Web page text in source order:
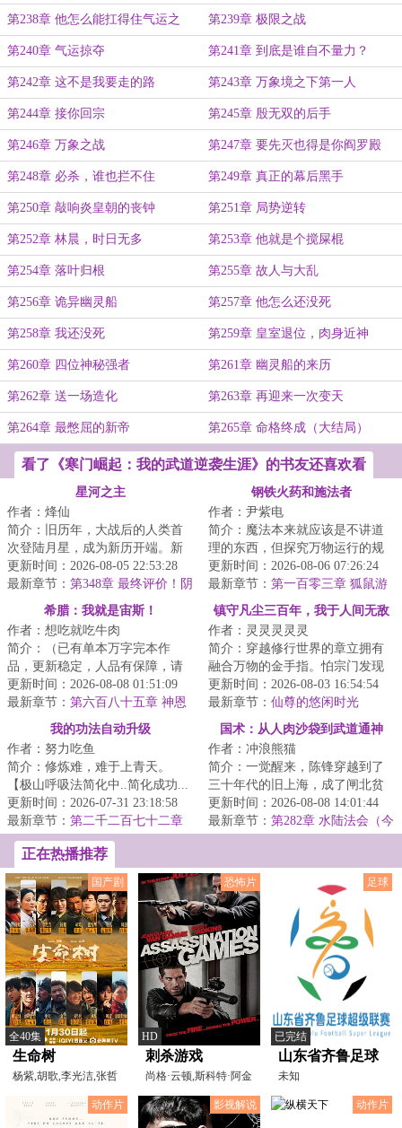
第238章 他怎么能扛得住气运之
力？
第239章 极限之战
第240章 气运掠夺 第241章 到底是谁自不量力？
第242章 这不是我要走的路 第243章 万象境之下第一人
第244章 接你回宗 第245章 殷无双的后手
第246章 万象之战 第247章 要先灭也得是你阎罗殿
第248章 必杀，谁也拦不住 第249章 真正的幕后黑手
第250章 敲响炎皇朝的丧钟 第251章 局势逆转
第252章 林晨，时日无多 第253章 他就是个搅屎棍
第254章 落叶归根 第255章 故人与大乱
第256章 诡异幽灵船 第257章 他怎么还没死
第258章 我还没死 第259章 皇室退位，肉身近神
第260章 四位神秘强者 第261章 幽灵船的来历
第262章 送一场造化 第263章 再迎来一次变天
第264章 最憋屈的新帝 第265章 命格终成（大结局）
看了《寒门崛起：我的武道逆袭生涯》的书友还喜欢看
星河之主
作者：烽仙
简介：旧历年，大战后的人类首
次登陆月星，成为新历开端。新
历年，月星人口超过亿，人类诞
生第一位星空武...
更新时间：2026-08-05 22:53:28
最新章节： 第348章 最终评价！阴
谋【万字求票】
钢铁火药和施法者
作者：尹紫电
简介：魔法本来就应该是不讲道
理的东西，但探究万物运行的规
律却是人类的天性。这是一个量
产型魔法战工具...
更新时间：2026-08-06 07:26:24
最新章节： 第一百零三章 狐鼠游
戏（十三）
希腊：我就是宙斯！
作者：想吃就吃牛肉
简介：（已有单本万字完本作
品，更新稳定，人品有保障，请
放心追读）宙斯是最初，是最
终，是天穹的神主。...
更新时间：2026-08-08 01:51:09
最新章节： 第六百八十五章 神恩
精灵合众联邦王国
镇守凡尘三百年，我于人间无敌
作者：灵灵灵灵灵
简介：穿越修行世界的章立拥有
融合万物的金手指。怕宗门发现
他“夺舍”身份，他选择镇守凡尘三
百年的任务...
更新时间：2026-08-03 16:54:54
最新章节： 仙尊的悠闲时光
（五）
我的功法自动升级
作者：努力吃鱼
简介：修炼难，难于上青天。
【极山呼吸法简化中..简化成功...
极山呼吸法→呼吸!】陈斐深吸了
一口气。【极...
更新时间：2026-07-31 23:18:58
最新章节： 第二千二百七十二章
至强者
国术：从人肉沙袋到武道通神
作者：冲浪熊猫
简介：一觉醒来，陈锋穿越到了
三十年代的旧上海，成了闸北贫
民，在黑拳场当人肉桩。斧头社
横行霸道，这是...
更新时间：2026-08-08 14:01:44
最新章节： 第282章 水陆法会（今
正在热播推荐
国产剧
全40集
生命树
杨紫,胡歌,李光洁,张哲
华,梅婷,袁弘,杨烁,
恐怖片
HD
刺杀游戏
尚格·云顿,斯科特·阿金
斯,Ivan,Kaye,Vale
足球
已完结
山东省齐鲁足球
超级联赛 青岛平
企联青春VS威海
未知
动作片 影视解说 动作片